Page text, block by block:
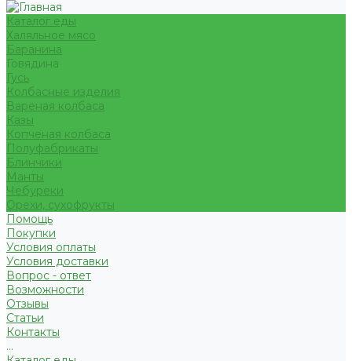
Каталог еды
Халяльное мясо
Баранина
Говядина
Гусь
Колбасные изделия
Вареная колбаса
Казы
Копченая колбаса
Полуфабрикаты
Блинчики
Манты
Чебуреки
Орехи, сухофрукты
Помощь
Покупки
Условия оплаты
Условия доставки
Вопрос - ответ
Возможности
Отзывы
Статьи
Контакты
...